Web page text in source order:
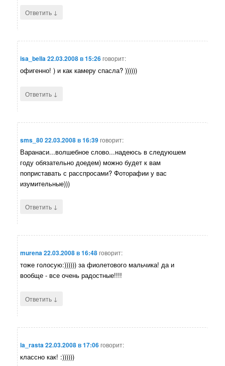
Ответить ↓
isa_bella22.03.2008 в 15:26говорит:
офигенно! ) и как камеру спасла? ))))))
Ответить ↓
sms_8022.03.2008 в 16:39говорит:
Варанаси...волшебное слово...надеюсь в следуюшем
году обязательно доедем) можно будет к вам
поприставать с расспросами? Фоторафии у вас
изумительные)))
Ответить ↓
murena22.03.2008 в 16:48говорит:
тоже голосую:)))))) за фиолетового мальчика! да и
вообще - все очень радостные!!!!
Ответить ↓
la_rasta22.03.2008 в 17:06говорит:
классно как! :))))))